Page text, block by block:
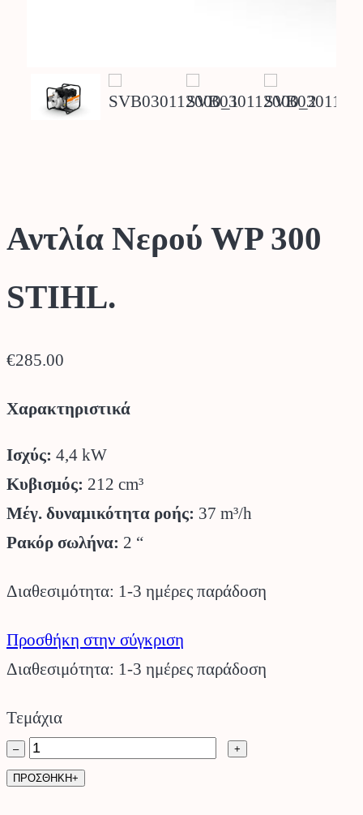
Αντλία Νερού WP 300
STIHL.
€285.00
Χαρακτηριστικά
Ισχύς: 4,4 kW
Κυβισμός: 212 cm³
Μέγ. δυναμικότητα ροής: 37 m³/h
Ρακόρ σωλήνα: 2 “
Διαθεσιμότητα: 1-3 ημέρες παράδοση
Προσθήκη στην σύγκριση
Διαθεσιμότητα: 1-3 ημέρες παράδοση
Τεμάχια
–
Αντλία
Νερού
+
ΠΡΟΣΘΗΚΗ+